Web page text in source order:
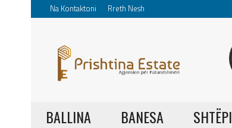
Na Kontaktoni Rreth Nesh
BALLINA BANESA SHTËPI